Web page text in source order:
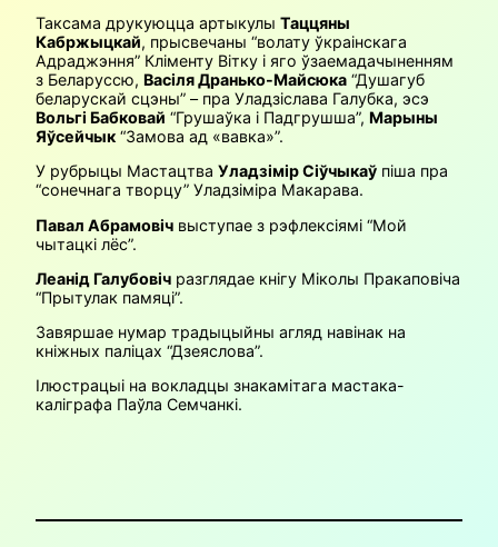
Таксама друкуюцца артыкулы Таццяны
Кабржыцкай, прысвечаны “волату ўкраінскага
Адраджэння” Кліменту Вітку і яго ўзаемадачыненням
з Беларуссю, Васіля Дранько-Майсюка “Душагуб
беларускай сцэны” – пра Уладзіслава Галубка, эсэ
Вольгі Бабковай “Грушаўка і Падгрушша”, Марыны
Яўсейчык “Замова ад «‎вавка»”.
У рубрыцы Мастацтва Уладзімір Сіўчыкаў піша пра
“сонечнага творцу” Уладзіміра Макарава.
Павал Абрамовіч выступае з рэфлексіямі “Мой
чытацкі лёс”.
Леанід Галубовіч разглядае кнігу Міколы Пракаповіча
“Прытулак памяці”.
Завяршае нумар традыцыйны агляд навінак на
кніжных паліцах “Дзеяслова”.
Ілюстрацыі на вокладцы знакамітага мастака-
каліграфа Паўла Семчанкі.